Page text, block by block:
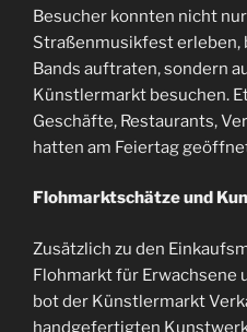
Besucher konnten nicht
Straßenmusikfest erleben,
Bands auftraten, sondern
Künstlermarkt besuchen.
Geschäfte, Restaurants,
hatten am Feiertag
Flohmarktschätze und
Zusätzlich zu den
Flohmarkt für Erwachsene
bot der Künstlermarkt
handgefertigten